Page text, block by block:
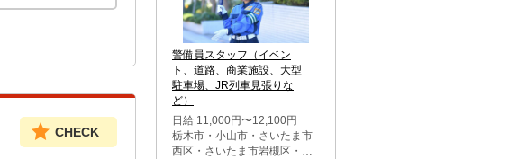
CHECK
警備員スタッフ（イベン
ト、道路、商業施設、大型
駐車場、JR列車見張りな
ど）
日給 11,000円〜12,100円
栃木市・小山市・さいたま市
西区・さいたま市岩槻区・久